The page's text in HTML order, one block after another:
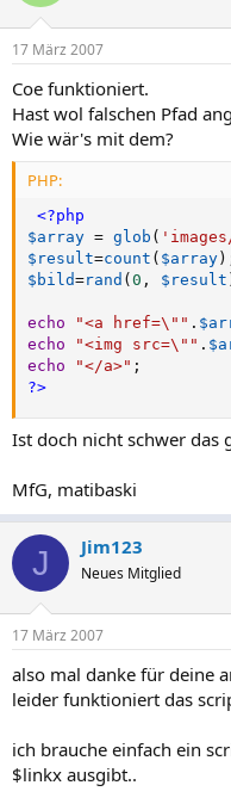
17 März 2007
Coe funktioniert.
Hast wol falschen Pfad
Wie wär's mit dem?
PHP:
<?php
$array = glob (
$result=count ( $array)
$bild=rand (0 , $result
echo "<a href=\"" .
echo
"<img src=\"" .
echo
"</a>" ;
?>
Ist doch nicht schwer das
MfG, matibaski
J Jim123
Neues Mitglied
17 März 2007
also mal danke für deine
leider funktioniert das
ich brauche einfach ein
$linkx ausgibt..